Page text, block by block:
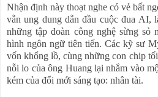
Nhận định này thoạt nghe có vẻ bất
vẫn ung dung dẫn đầu cuộc đua AI,
những tập đoàn công nghệ sừng sỏ
hình ngôn ngữ tiên tiến. Các kỹ sư
vốn khổng lồ, cùng những con chip
nỗi lo của ông Huang lại nhắm vào
kém của đổi mới sáng tạo: nhân tài.